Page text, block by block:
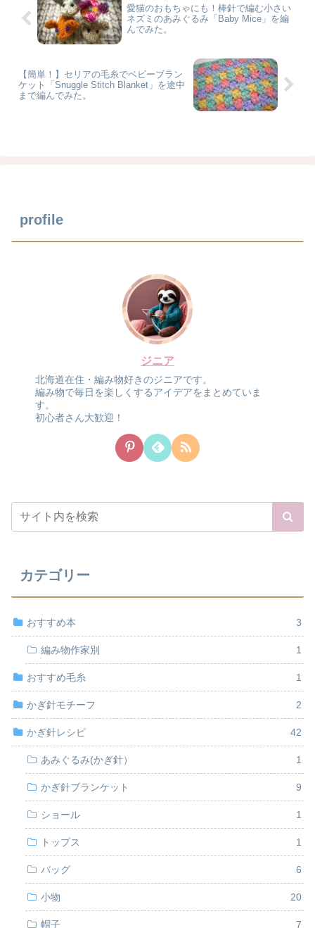
愛猫のおもちゃにも！棒針で編む小さい
ネズミのあみぐるみ「Baby Mice」を編
んでみた。
【簡単！】セリアの毛糸でベビーブラン
ケット「Snuggle Stitch Blanket」を途中
まで編んでみた。
profile
ジニア
北海道在住・編み物好きのジニアです。
編み物で毎日を楽しくするアイデアをまとめていま
す。
初心者さん大歓迎！
カテゴリー
おすすめ本 3
編み物作家別 1
おすすめ毛糸 1
かぎ針モチーフ 2
かぎ針レシピ 42
あみぐるみ(かぎ針） 1
かぎ針ブランケット 9
ショール 1
トップス 1
バッグ 6
小物 20
帽子 7